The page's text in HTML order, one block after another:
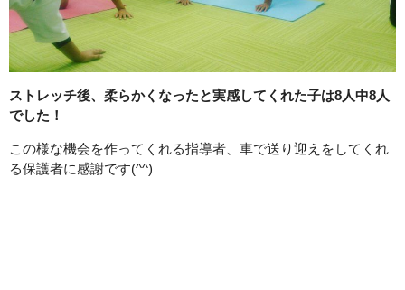
ストレッチ後、柔らかくなったと実感してくれた子は8人中8人
でした！
この様な機会を作ってくれる指導者、車で送り迎えをしてくれ
る保護者に感謝です(^^)